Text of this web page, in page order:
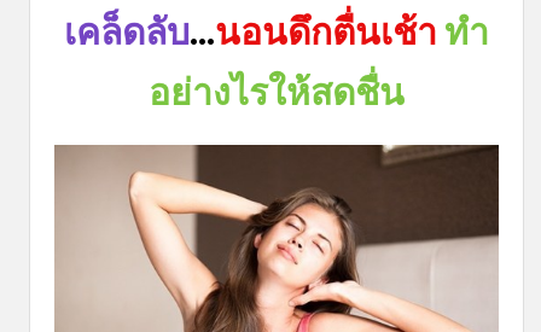
เคล็ดลับ...นอนดึกตื่นเช้า ทํา
อย่างไรให้สดชื่น